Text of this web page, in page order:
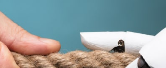
UFO A
MIMOZEMŠŤANÉ
UTAJENÉ PŘÍBĚHY
ČESKÝCH DĚJIN
HORORY
REALITA
OPTICKÉ